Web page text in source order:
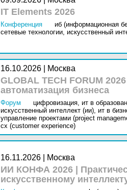
IT Elements 2026
Конференция иб (информационная
сетевые технологии, искусственный
16.10.2026 | Москва
GLOBAL TECH FORUM
автоматизация бизнеса
Форум цифровизация, ит в
искусственный интеллект (ии), ит в
управление проектами (project
cx (customer experience)
16.11.2026 | Москва
ИИ КОНФА 2026 |
искусственному